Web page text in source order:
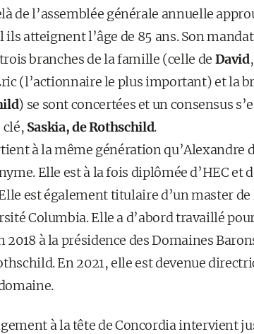
de l’assemblée générale annuelle
ils atteignent l’âge de 85 ans. Son
branches de la famille (celle de David
(l’actionnaire le plus important) et la
) se sont concertées et un consensus
clé, Saskia, de Rothschild.
à la même génération qu’Alexandre
Elle est à la fois diplômée d’HEC et
est également titulaire d’un master de
Columbia. Elle a d’abord travaillé
2018 à la présidence des Domaines
En 2021, elle est devenue
à la tête de Concordia intervient